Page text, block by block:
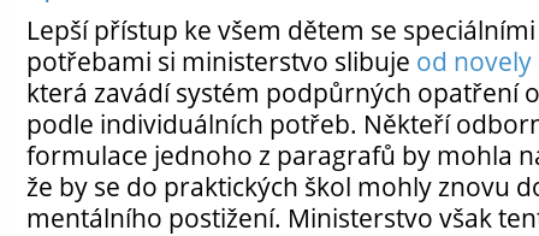
Lepší přístup ke všem dětem se
potřebami si ministerstvo slibuje od novely
která zavádí systém podpůrných opatření
podle individuálních potřeb. Někteří
formulace jednoho z paragrafů by mohla
že by se do praktických škol mohly znovu
mentálního postižení. Ministerstvo však